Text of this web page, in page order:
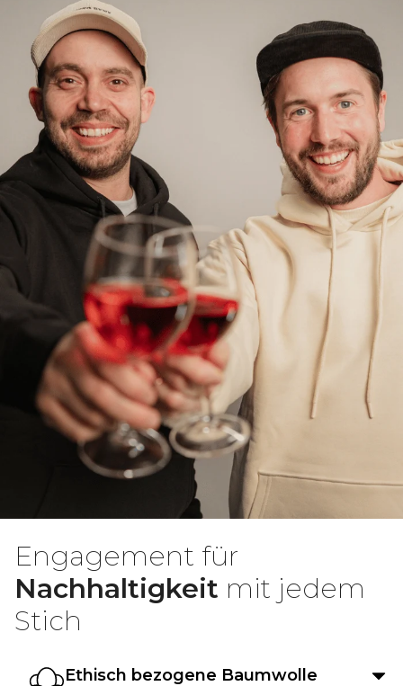
Engagement für
Nachhaltigkeit mit jedem
Stich
Ethisch bezogene Baumwolle